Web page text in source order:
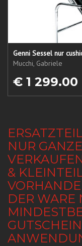
Genni Sessel nur
Mucchi, Gabriele
€ 1 299.00
NUR
&
DER WARE